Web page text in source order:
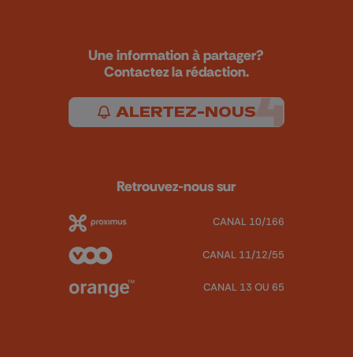
Une information à partager?
Contactez la rédaction.
ALERTEZ-NOUS
Retrouvez-nous sur
CANAL 10/166
CANAL 11/12/55
CANAL 13 OU 65